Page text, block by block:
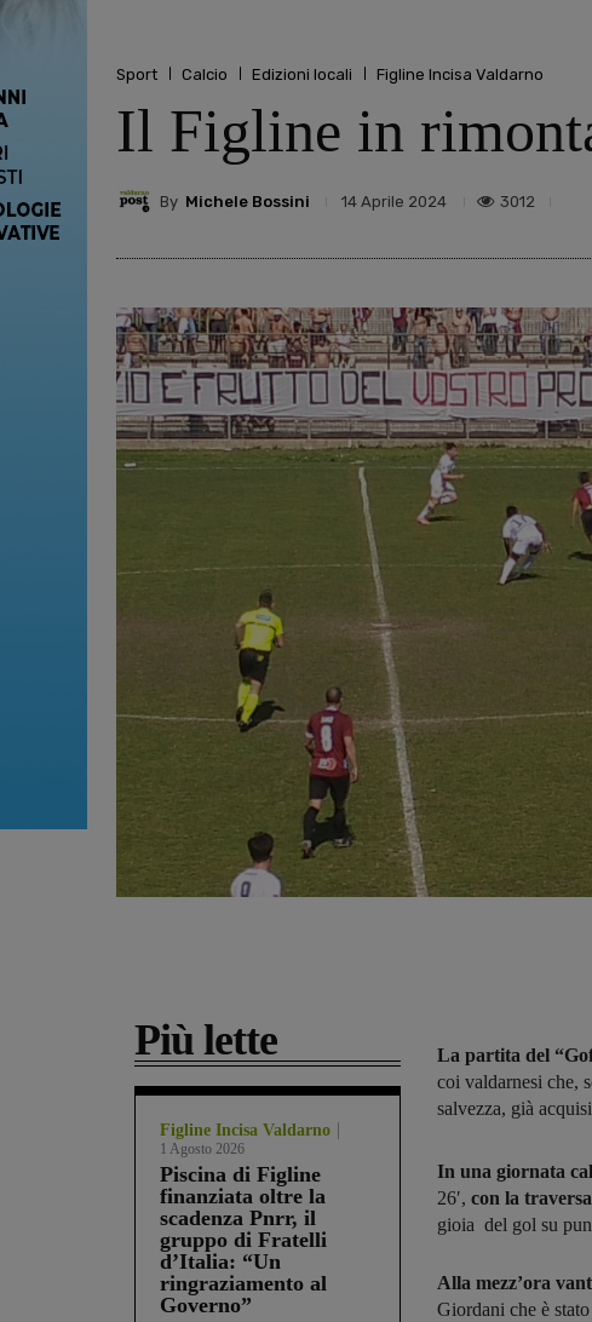
Sport Calcio Edizioni locali Figline Incisa Valdarno
Il Figline in
By Michele Bossini 14 Aprile 2024 3012
Più lette
Figline Incisa Valdarno
1 Agosto 2026
Piscina di Figline
finanziata oltre la
scadenza Pnrr, il
gruppo di Fratelli
d’Italia: “Un
ringraziamento al
Governo”
La partita del
coi valdarnesi che,
salvezza, già
In una giornata
26′, con la traversa
gioia del gol su
Alla mezz’ora
Giordani che è